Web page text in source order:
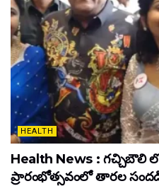
HEALTH
Health News : గచ్చిబౌలి
ప్రారంభోత్సవంలో తారల